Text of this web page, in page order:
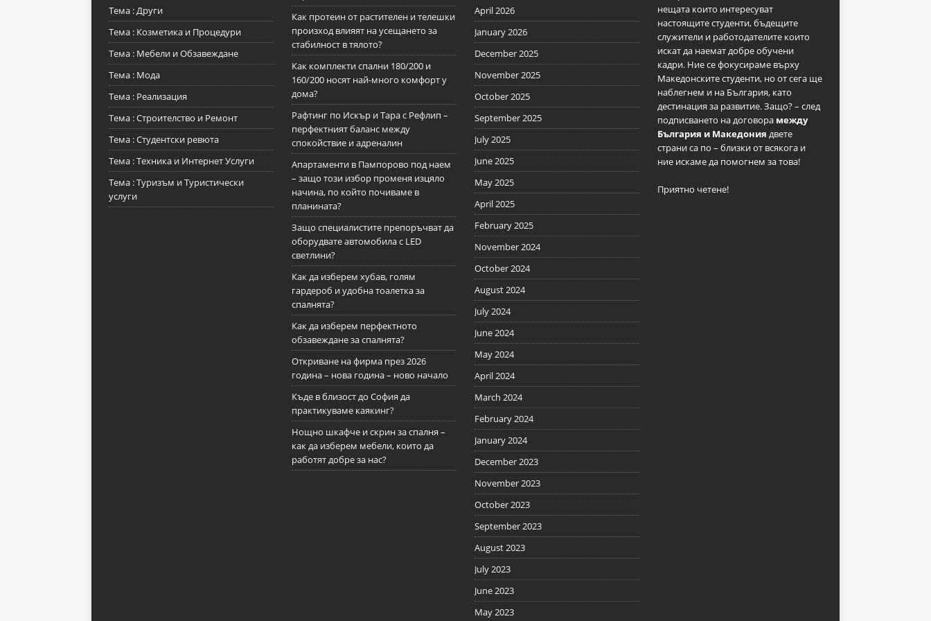
Тема : Други
Тема : Козметика и Процедури
Тема : Мебели и Обзавеждане
Тема : Мода
Тема : Реализация
Тема : Строителство и Ремонт
Тема : Студентски ревюта
Тема : Техника и Интернет Услуги
Тема : Туризъм и Туристически
услуги
Как протеин от растителен и телешки
произход влияят на усещането за
стабилност в тялото?
Как комплекти спални 180/200 и
160/200 носят най-много комфорт у
дома?
Рафтинг по Искър и Тара с Рефлип –
перфектният баланс между
спокойствие и адреналин
Апартаменти в Пампорово под наем
– защо този избор променя изцяло
начина, по който почиваме в
планината?
Защо специалистите препоръчват да
оборудвате автомобила с LED
светлини?
Как да изберем хубав, голям
гардероб и удобна тоалетка за
спалнята?
Как да изберем перфектното
обзавеждане за спалнята?
Откриване на фирма през 2026
година – нова година – ново начало
Къде в близост до София да
практикуваме каякинг?
Нощно шкафче и скрин за спалня –
как да изберем мебели, които да
работят добре за нас?
April 2026
January 2026
December 2025
November 2025
October 2025
September 2025
July 2025
June 2025
May 2025
April 2025
February 2025
November 2024
October 2024
August 2024
July 2024
June 2024
May 2024
April 2024
March 2024
February 2024
January 2024
December 2023
November 2023
October 2023
September 2023
August 2023
July 2023
June 2023
May 2023
нещата които интересуват
настоящите студенти, бъдещите
служители и работодателите които
искат да наемат добре обучени
кадри. Ние се фокусираме върху
Македонските студенти, но от сега ще
наблегнем и на България, като
дестинация за развитие. Защо? – след
подписването на договора между
България и Македония двете
страни са по – близки от всякога и
ние искаме да помогнем за това!
Приятно четене!